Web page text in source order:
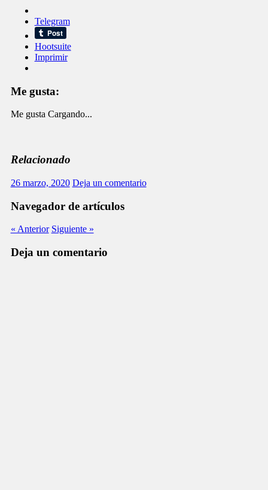
Telegram
Hootsuite
Imprimir
Me gusta:
Me gusta Cargando...
Relacionado
26 marzo, 2020 Deja un comentario
Navegador de artículos
« Anterior Siguiente »
Deja un comentario